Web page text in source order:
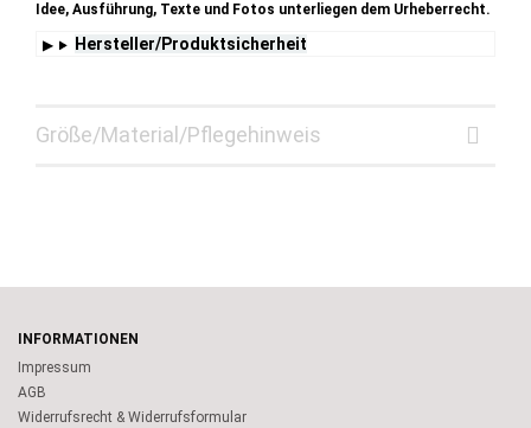
Idee, Ausführung, Texte und Fotos unterliegen dem Urheberrecht.
Hersteller/Produktsicherheit
Größe/Material/Pflegehinweis
INFORMATIONEN
Impressum
AGB
Widerrufsrecht & Widerrufsformular